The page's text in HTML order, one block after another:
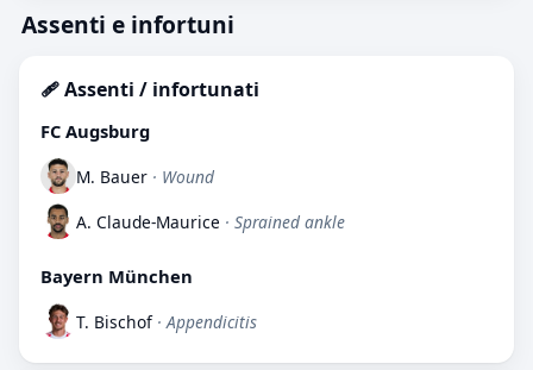
Assenti e infortuni
🩹 Assenti / infortunati
FC Augsburg
M. Bauer · Wound
A. Claude-Maurice · Sprained ankle
Bayern München
T. Bischof· Appendicitis